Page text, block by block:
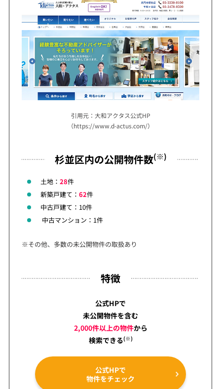
引用元：大和アクタス公式HP
（https://www.d-actus.com/）
杉並区内の公開物件数(※)
土地： 28件
新築戸建て： 62件
中古戸建て：10件
中古マンション：1件
※その他、多数の未公開物件の取扱あり
特徴
公式HPで
未公開物件を含む
2,000件以上の物件から
検索できる(※)
公式HPで
物件をチェック